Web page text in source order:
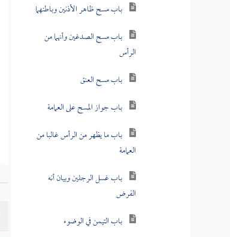
باب مسح ظاهر الأذنين وباطنهما
باب مسح الصدغين وأنهما من
الرأس
باب مسح العنق
باب جواز المسح على العمامة
باب ما يظهر من الرأس غالبا من
العمامة
باب غسل الرجلين وبيان أنه
الفرض
باب التيمن في الوضوء